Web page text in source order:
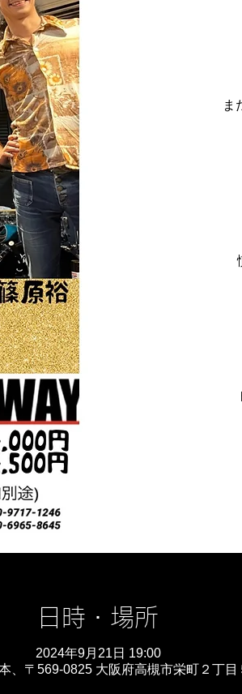
ま
日時・場所
2024年9月21日 19:00
、〒569-0825 大阪府高槻市栄町２丁